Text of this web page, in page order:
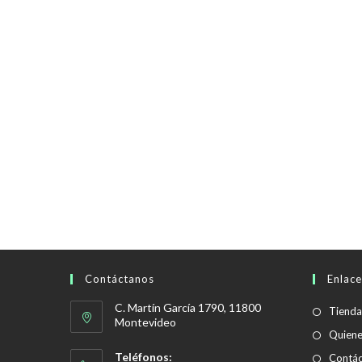
Contáctanos
C. Martín García 1790, 11800
Montevideo
Teléfonos:
Tienda